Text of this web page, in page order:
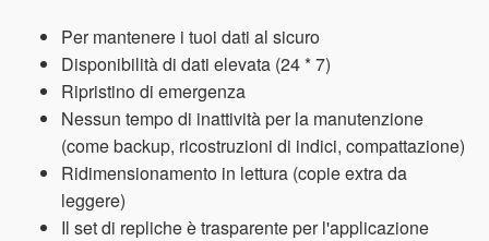
Per mantenere i tuoi dati al sicuro
Disponibilità di dati elevata (24 * 7)
Ripristino di emergenza
Nessun tempo di inattività per la manutenzione
(come backup, ricostruzioni di indici, compattazione)
Ridimensionamento in lettura (copie extra da
leggere)
Il set di repliche è trasparente per l'applicazione